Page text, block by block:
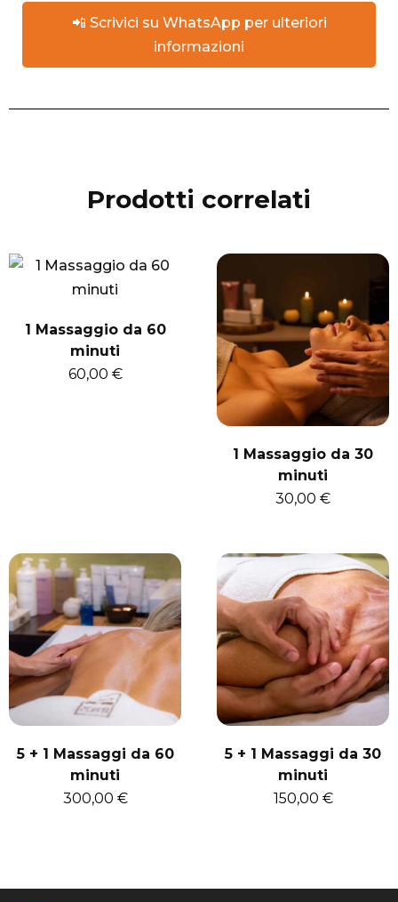
📲 Scrivici su WhatsApp per ulteriori
informazioni
Prodotti correlati
1 Massaggio da 60
minuti
60,00 €
1 Massaggio da 30
minuti
30,00 €
5 + 1 Massaggi da 60
minuti
300,00 €
5 + 1 Massaggi da 30
minuti
150,00 €